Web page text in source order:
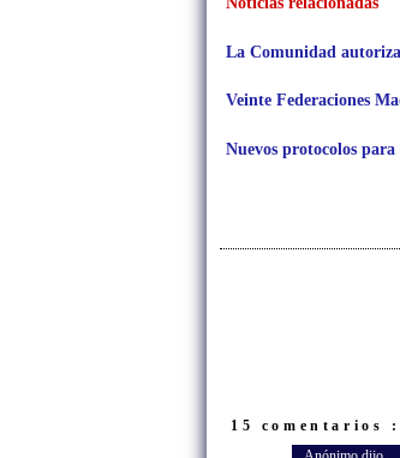
La Comunidad
Veinte Federaciones
Nuevos protocolos
15 comentarios :